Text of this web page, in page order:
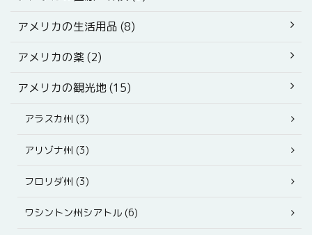
アメリカの生活用品 (8)
アメリカの薬 (2)
アメリカの観光地 (15)
アラスカ州 (3)
アリゾナ州 (3)
フロリダ州 (3)
ワシントン州シアトル (6)